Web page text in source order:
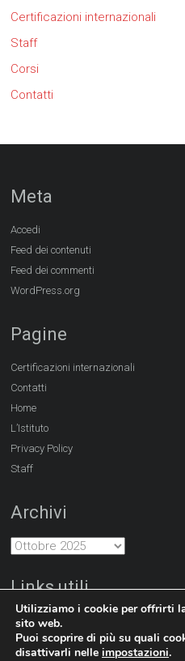
Certificazioni internazionali
Staff
Corsi
Contatti
Meta
Accedi
Feed dei contenuti
Feed dei commenti
WordPress.org
Pagine
Certificazioni internazionali
Contatti
Home
L’Istituto
Privacy Policy
Staff
Archivi
Links utili
http://www.hanban.edu.cn
Utilizziamo i cookie per offrirti
sito web.
Puoi scoprire di più su quali
disattivarli nelle impostazioni.